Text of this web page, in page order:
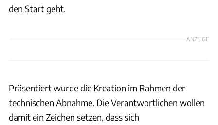
den Start geht.
ANZEIGE
Präsentiert wurde die Kreation im Rahmen der
technischen Abnahme. Die Verantwortlichen wollen
damit ein Zeichen setzen, dass sich